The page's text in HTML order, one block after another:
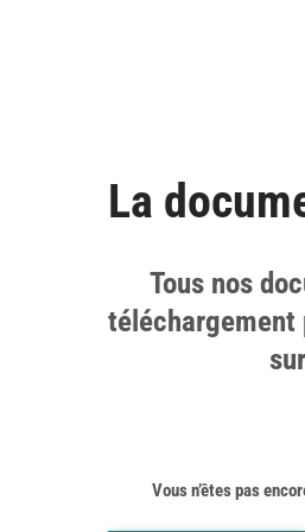
La
Tous nos
téléchargement
Vous n’êtes pas